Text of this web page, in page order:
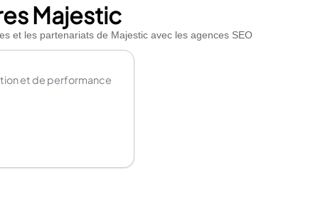
Majestic
et les partenariats de Majestic avec les agences SEO
et de performance